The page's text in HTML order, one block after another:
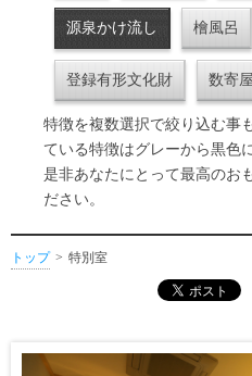
源泉かけ流し 檜風呂
登録有形文化財 数寄
特徴を複数選択で絞り込む事
ている特徴はグレーから黒色
是非あなたにとって最高のお
ださい。
トップ 特別室